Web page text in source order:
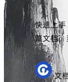
快速上
篇文档，
文